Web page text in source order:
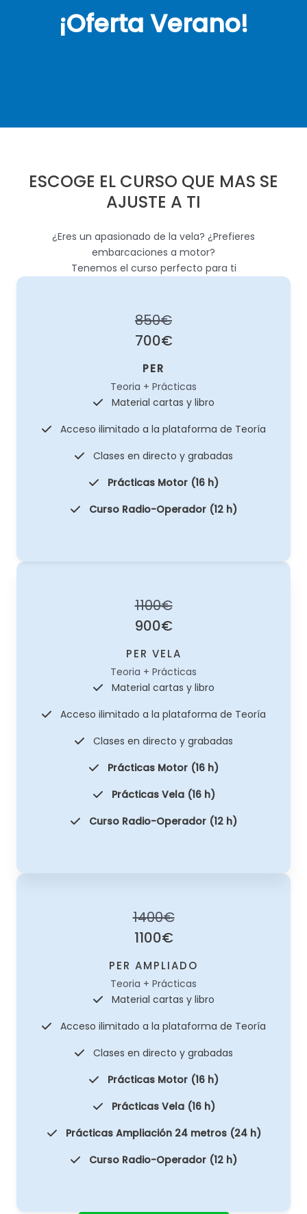
¡Oferta Verano!
ESCOGE EL CURSO QUE MAS SE
AJUSTE A TI
¿Eres un apasionado de la vela? ¿Prefieres
embarcaciones a motor?
Tenemos el curso perfecto para ti
850€
700€
PER
Teoria + Prácticas
Material cartas y libro
Acceso ilimitado a la plataforma de Teoría
Clases en directo y grabadas
Prácticas Motor (16 h)
Curso Radio-Operador (12 h)
1100€
900€
PER VELA
Teoria + Prácticas
Material cartas y libro
Acceso ilimitado a la plataforma de Teoría
Clases en directo y grabadas
Prácticas Motor (16 h)
Prácticas Vela (16 h)
Curso Radio-Operador (12 h)
1400€
1100€
PER AMPLIADO
Teoria + Prácticas
Material cartas y libro
Acceso ilimitado a la plataforma de Teoría
Clases en directo y grabadas
Prácticas Motor (16 h)
Prácticas Vela (16 h)
Prácticas Ampliación 24 metros (24 h)
Curso Radio-Operador (12 h)